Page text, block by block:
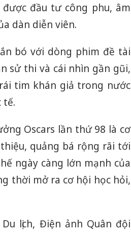
đầu tư công phu, âm
dàn diễn viên.
bó với dòng phim đề tài
sử thi và cái nhìn gần gũi,
tim khán giả trong nước
tế.
Oscars lần thứ 98 là cơ
quảng bá rộng rãi tới
ngày càng lớn mạnh của
thời mở ra cơ hội học hỏi,
lịch, Điện ảnh Quân đội